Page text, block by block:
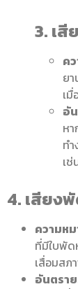
3. เสี
ค
ย
เ
อั
ห
ท
เ
4. เสียง
ความห
ที่มีใบพัด
เสื่อมสภ
อันตรา